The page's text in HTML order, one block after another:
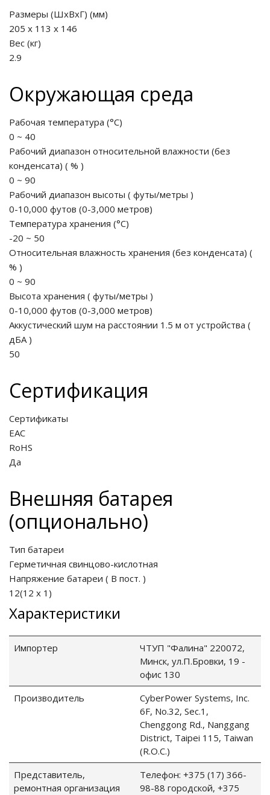
Размеры (ШхВхГ) (мм)
205 x 113 x 146
Вес (кг)
2.9
Окружающая среда
Рабочая температура (°C)
0 ~ 40
Рабочий диапазон относительной влажности (без
конденсата) ( % )
0 ~ 90
Рабочий диапазон высоты ( футы/метры )
0-10,000 футов (0-3,000 метров)
Температура хранения (°C)
-20 ~ 50
Относительная влажность хранения (без конденсата) (
% )
0 ~ 90
Высота хранения ( футы/метры )
0-10,000 футов (0-3,000 метров)
Аккустический шум на расстоянии 1.5 м от устройства (
дБА )
50
Сертификация
Сертификаты
EAC
RoHS
Да
Внешняя батарея
(опционально)
Тип батареи
Герметичная свинцово-кислотная
Напряжение батареи ( В пост. )
12(12 x 1)
Характеристики
Импортер
ЧТУП "Фалина" 220072,
Минск, ул.П.Бровки, 19 -
офис 130
Производитель
CyberPower Systems, Inc.
6F, No.32, Sec.1,
Chenggong Rd., Nanggang
District, Taipei 115, Taiwan
(R.O.C.)
Представитель,
ремонтная организация
Телефон: +375 (17) 366-
98-88 городской, +375